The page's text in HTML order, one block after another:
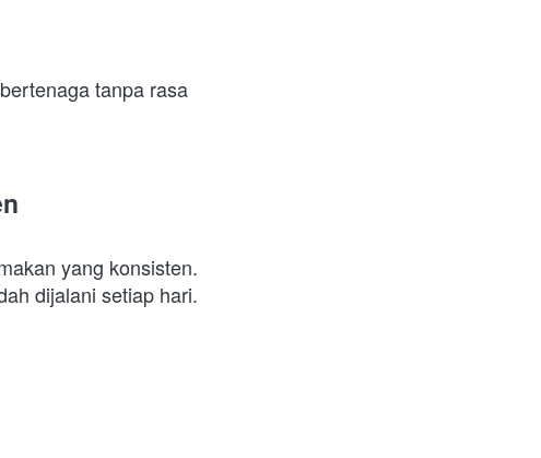
tanpa rasa
yang konsisten.
dijalani setiap hari.